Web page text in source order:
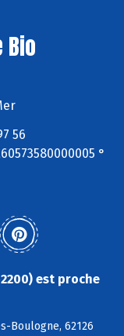
Bio
56
°
est proche
Boulogne, 62126